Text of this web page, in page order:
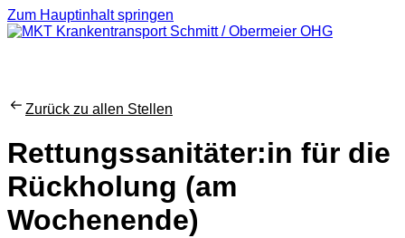
Zum Hauptinhalt springen
Zurück zu allen Stellen
Rettungssanitäter:in für die
Rückholung (am
Wochenende)